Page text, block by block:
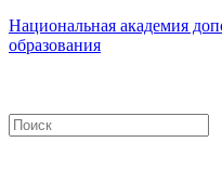
Национальная академия
образования